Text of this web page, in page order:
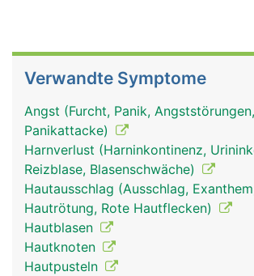
Verwandte Symptome
Angst (Furcht, Panik, Angststörungen,
Panikattacke)
Harnverlust (Harninkontinenz,
Reizblase, Blasenschwäche)
Hautausschlag (Ausschlag,
Hautrötung, Rote Hautflecken)
Hautblasen
Hautknoten
Hautpusteln